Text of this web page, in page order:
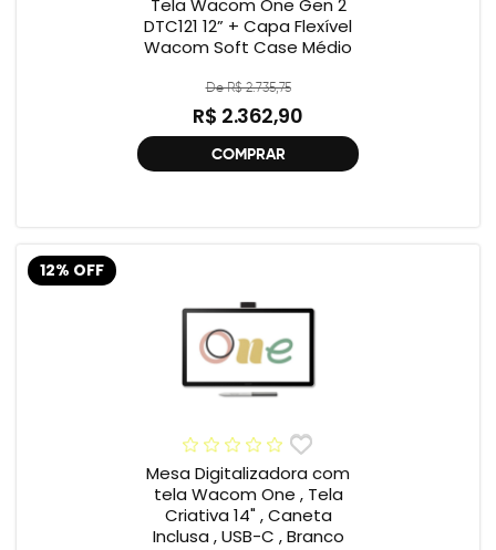
Tela Wacom One Gen 2
DTC121 12” + Capa Flexível
Wacom Soft Case Médio
De R$ 2.735,75
R$ 2.362,90
COMPRAR
12% OFF
Mesa Digitalizadora com
tela Wacom One , Tela
Criativa 14" , Caneta
Inclusa , USB-C , Branco